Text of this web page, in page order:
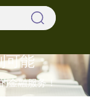
可能
金融服务！